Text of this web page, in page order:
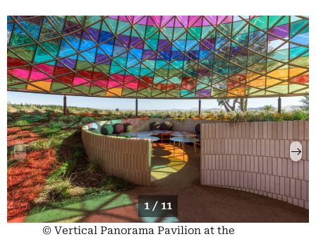
1 / 11
© Vertical Panorama Pavilion at the